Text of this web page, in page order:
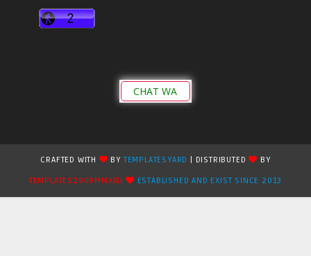
CHAT WA
CRAFTED WITH BYTEMPLATESYARD | DISTRIBUTED
BY
TEMPLATES2909MMXXII
ESTABLISHED AND EXIST SINCE 2013